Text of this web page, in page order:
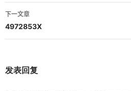
导
航
下一文章
4972853X
发表回复